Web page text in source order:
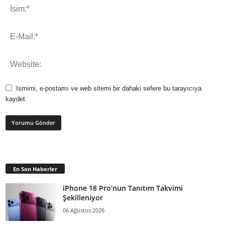
Ismimi, e-postamı ve web sitemi bir dahaki sefere bu tarayıcıya
kaydet.
En Son Haberler
iPhone 18 Pro’nun Tanıtım Takvimi
Şekilleniyor
06 Ağustos 2026